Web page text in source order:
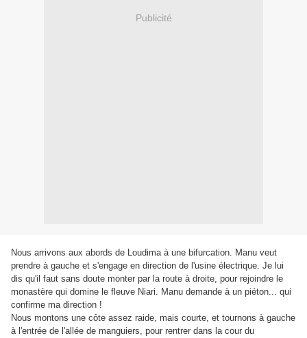
Publicité
Nous arrivons aux abords de Loudima à une bifurcation. Manu veut
prendre à gauche et s'engage en direction de l'usine électrique. Je lui
dis qu'il faut sans doute monter par la route à droite, pour rejoindre le
monastère qui domine le fleuve Niari. Manu demande à un piéton... qui
confirme ma direction !
Nous montons une côte assez raide, mais courte, et tournons à gauche
à l'entrée de l'allée de manguiers, pour rentrer dans la cour du